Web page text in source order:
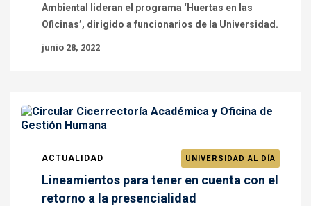
Ambiental lideran el programa ‘Huertas en las
Oficinas’, dirigido a funcionarios de la Universidad.
junio 28, 2022
ACTUALIDAD UNIVERSIDAD AL DÍA
Lineamientos para tener en cuenta con el
retorno a la presencialidad